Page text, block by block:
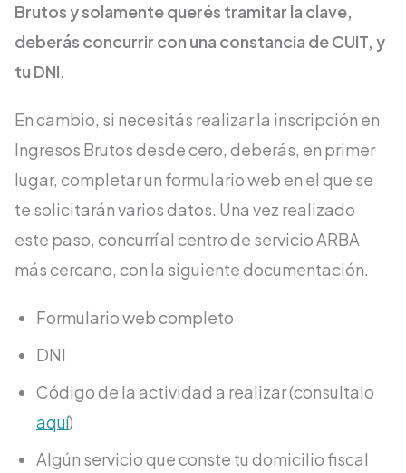
Brutos y solamente querés tramitar la clave,
deberás concurrir con una constancia de CUIT, y
tu DNI.
En cambio, si necesitás realizar la inscripción en
Ingresos Brutos desde cero, deberás, en primer
lugar, completar un formulario web en el que se
te solicitarán varios datos. Una vez realizado
este paso, concurrí al centro de servicio ARBA
más cercano, con la siguiente documentación.
Formulario web completo
DNI
Código de la actividad a realizar (consultalo
aquí)
Algún servicio que conste tu domicilio fiscal